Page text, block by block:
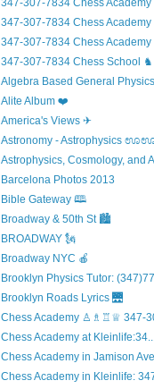
347-307-7834 Chess Academy
347-307-7834 Chess
347-307-7834 Chess
347-307-7834 Chess
Algebra Based General
Alite Album ❤️
America's Views ✈
Astronomy - Astrophysics
Astrophysics, Cosmology, and
Barcelona Photos 2013
Bible Gateway 🕮
Broadway & 50th St 🏙️
BROADWAY 🗽
Broadway NYC 🍎
Brooklyn Physics Tutor:
Brooklyn Roads Lyrics 🌉
Chess Academy ♙♗♖♕ 347-
Chess Academy at
Chess Academy in
Chess Academy in